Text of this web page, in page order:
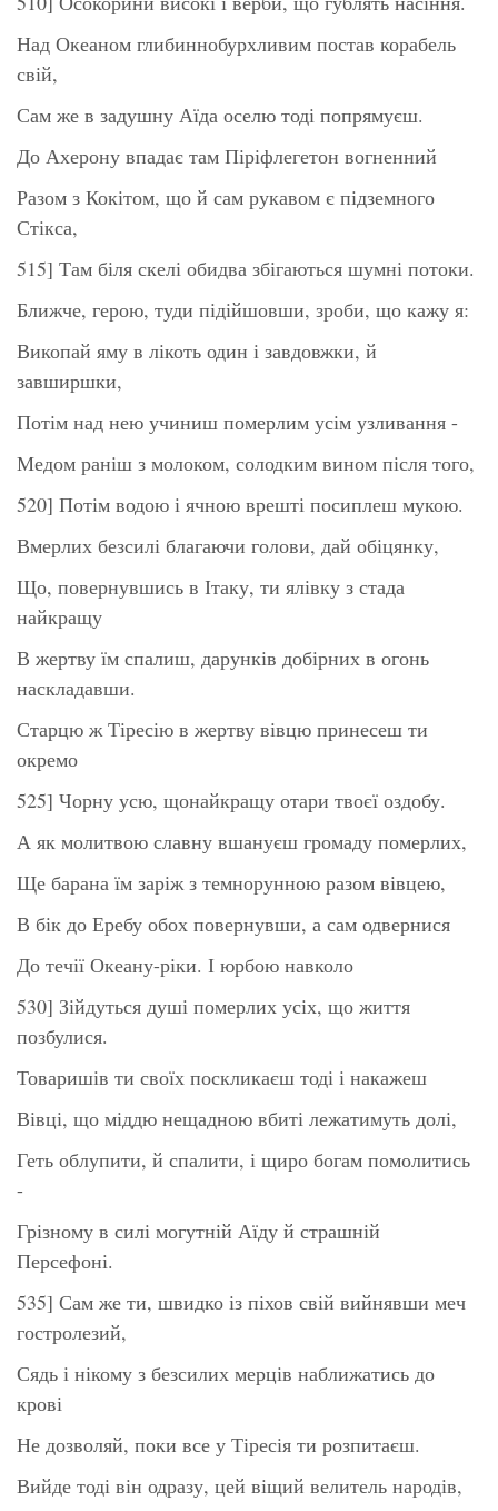
Над Океаном глибиннобурхливим постав корабель
свій,
Сам же в задушну Аїда оселю тоді попрямуєш.
До Ахерону впадає там Піріфлегетон вогненний
Разом з Кокітом, що й сам рукавом є підземного
Стікса,
515] Там біля скелі обидва збігаються шумні потоки.
Ближче, герою, туди підійшовши, зроби, що кажу я:
Викопай яму в лікоть один і завдовжки, й
завширшки,
Потім над нею учиниш померлим усім узливання -
Медом раніш з молоком, солодким вином після того,
520] Потім водою і ячною врешті посиплеш мукою.
Вмерлих безсилі благаючи голови, дай обіцянку,
Що, повернувшись в Ітаку, ти ялівку з стада
найкращу
В жертву їм спалиш, дарунків добірних в огонь
наскладавши.
Старцю ж Тіресію в жертву вівцю принесеш ти
окремо
525] Чорну усю, щонайкращу отари твоєї оздобу.
А як молитвою славну вшануєш громаду померлих,
Ще барана їм заріж з темнорунною разом вівцею,
В бік до Еребу обох повернувши, а сам одвернися
До течії Океану-ріки. І юрбою навколо
530] Зійдуться душі померлих усіх, що життя
позбулися.
Товаришів ти своїх поскликаєш тоді і накажеш
Вівці, що міддю нещадною вбиті лежатимуть долі,
Геть облупити, й спалити, і щиро богам помолитись
-
Грізному в силі могутній Аїду й страшній
Персефоні.
535] Сам же ти, швидко із піхов свій вийнявши меч
гостролезий,
Сядь і нікому з безсилих мерців наближатись до
крові
Не дозволяй, поки все у Тіресія ти розпитаєш.
Вийде тоді він одразу, цей віщий велитель народів,